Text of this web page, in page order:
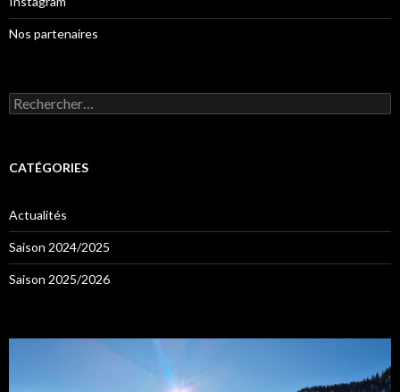
Nos partenaires
Rechercher :
CATÉGORIES
Actualités
Saison 2024/2025
Saison 2025/2026